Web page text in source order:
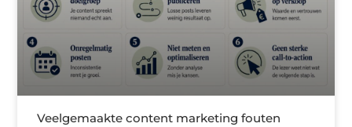
Veelgemaakte content marketing fouten